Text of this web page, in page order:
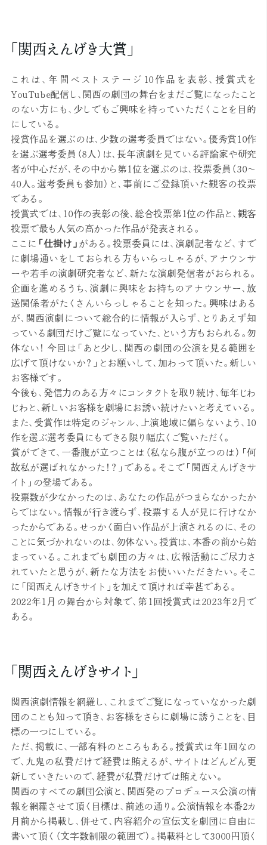
「関西えんげき大賞」
これは、年間ベストステージ10作品を表彰、授賞式を
YouTube配信し、関西の劇団の舞台をまだご覧になったこと
のない方にも、少しでもご興味を持っていただくことを目的
にしている。
授賞作品を選ぶのは、少数の選考委員ではない。優秀賞10作
を選ぶ選考委員（8人）は、長年演劇を見ている評論家や研究
者が中心だが、その中から第1位を選ぶのは、投票委員（30～
40人。選考委員も参加）と、事前にご登録頂いた観客の投票
である。
授賞式では、10作の表彰の後、総合投票第1位の作品と、観客
投票で最も人気の高かった作品が発表される。
ここに 「仕掛け」 がある。投票委員には、演劇記者など、すで
に劇場通いをしておられる方もいらっしゃるが、アナウンサ
ーや若手の演劇研究者など、新たな演劇発信者がおられる。
企画を進めるうち、演劇に興味をお持ちのアナウンサー、放
送関係者がたくさんいらっしゃることを知った。興味はある
が、関西演劇について総合的に情報が入らず、とりあえず知
っている劇団だけご覧になっていた、という方もおられる。勿
体ない！ 今回は「あと少し、関西の劇団の公演を見る範囲を
広げて頂けないか？」とお願いして、加わって頂いた。新しい
お客様です。
今後も、発信力のある方々にコンタクトを取り続け、毎年じわ
じわと、新しいお客様を劇場にお誘い続けたいと考えている。
また、受賞作は特定のジャンル、上演地域に偏らないよう、10
作を選ぶ選考委員にもできる限り幅広くご覧いただく。
賞ができて、一番腹が立つことは（私なら腹が立つのは）「何
故私が選ばれなかった！？」である。そこで「関西えんげきサ
イト」の登場である。
投票数が少なかったのは、あなたの作品がつまらなかったか
らではない。情報が行き渡らず、投票する人が見に行けなか
ったからである。せっかく面白い作品が上演されるのに、その
ことに気づかれないのは、勿体ない。授賞は、本番の前から始
まっている。これまでも劇団の方々は、広報活動にご尽力さ
れていたと思うが、新たな方法をお使いいただきたい。そこ
に「関西えんげきサイト」を加えて頂ければ幸甚である。
2022年1月の舞台から対象で、第1回授賞式は2023年2月で
ある。
「関西えんげきサイト」
関西演劇情報を網羅し、これまでご覧になっていなかった劇
団のことも知って頂き、お客様をさらに劇場に誘うことを、目
標の一つにしている。
ただ、掲載に、一部有料のところもある。授賞式は年1回なの
で、九鬼の私費だけで経費は賄えるが、サイトはどんどん更
新していきたいので、経費が私費だけでは賄えない。
関西のすべての劇団公演と、関西発のプロデュース公演の情
報を網羅させて頂く目標は、前述の通り。公演情報を本番2カ
月前から掲載し、併せて、内容紹介の宣伝文を劇団に自由に
書いて頂く（文字数制限の範囲で）。掲載料として3000円頂く